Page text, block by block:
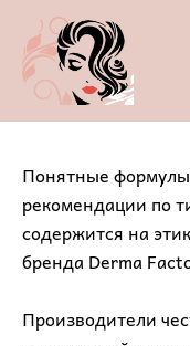
Понятные
рекомендации по
содержится на
бренда Derma
Производители